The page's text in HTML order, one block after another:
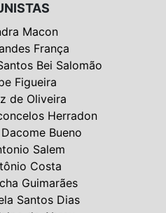
Macon
França
Bei Salomão
Figueira
de Oliveira
Herradon
Bueno
Salem
Costa
Guimarães
Santos Dias